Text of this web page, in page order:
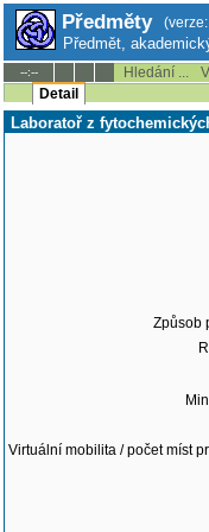
Předměty
Předmět,
--:-- Hledání ...
Detail
Laboratoř z
Způsob
Virtuální mobilita / počet míst